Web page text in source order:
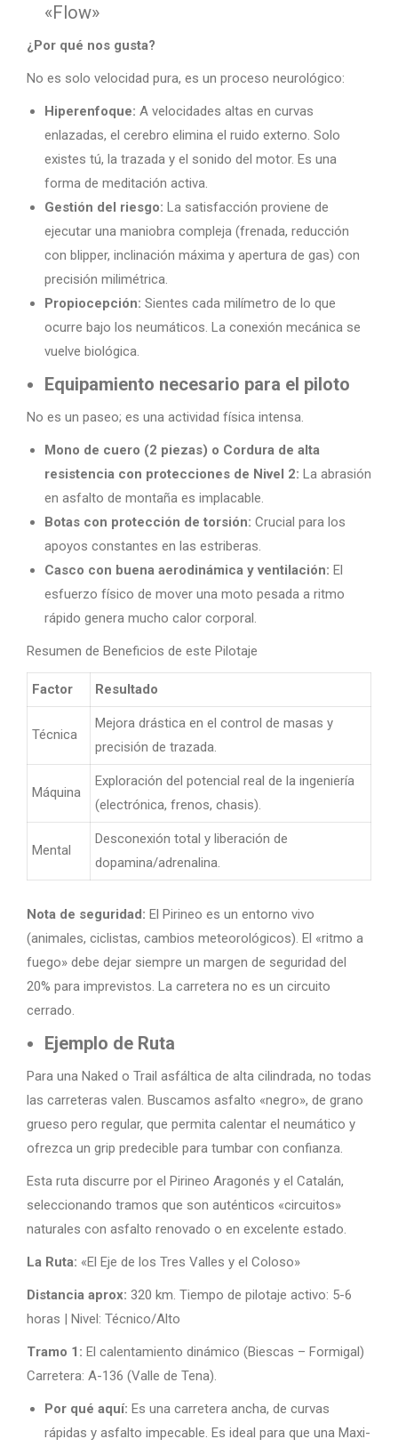
«Flow»
¿Por qué nos gusta?
No es solo velocidad pura, es un proceso neurológico:
Hiperenfoque: A velocidades altas en curvas
enlazadas, el cerebro elimina el ruido externo. Solo
existes tú, la trazada y el sonido del motor. Es una
forma de meditación activa.
Gestión del riesgo: La satisfacción proviene de
ejecutar una maniobra compleja (frenada, reducción
con blipper, inclinación máxima y apertura de gas) con
precisión milimétrica.
Propiocepción: Sientes cada milímetro de lo que
ocurre bajo los neumáticos. La conexión mecánica se
vuelve biológica.
Equipamiento necesario para el piloto
No es un paseo; es una actividad física intensa.
Mono de cuero (2 piezas) o Cordura de alta
resistencia con protecciones de Nivel 2: La abrasión
en asfalto de montaña es implacable.
Botas con protección de torsión: Crucial para los
apoyos constantes en las estriberas.
Casco con buena aerodinámica y ventilación: El
esfuerzo físico de mover una moto pesada a ritmo
rápido genera mucho calor corporal.
Resumen de Beneficios de este Pilotaje
Factor Resultado
Técnica
Mejora drástica en el control de masas y
precisión de trazada.
Máquina
Exploración del potencial real de la ingeniería
(electrónica, frenos, chasis).
Mental
Desconexión total y liberación de
dopamina/adrenalina.
Nota de seguridad: El Pirineo es un entorno vivo
(animales, ciclistas, cambios meteorológicos). El «ritmo a
fuego» debe dejar siempre un margen de seguridad del
20% para imprevistos. La carretera no es un circuito
cerrado.
Ejemplo de Ruta
Para una Naked o Trail asfáltica de alta cilindrada, no todas
las carreteras valen. Buscamos asfalto «negro», de grano
grueso pero regular, que permita calentar el neumático y
ofrezca un grip predecible para tumbar con confianza.
Esta ruta discurre por el Pirineo Aragonés y el Catalán,
seleccionando tramos que son auténticos «circuitos»
naturales con asfalto renovado o en excelente estado.
La Ruta: «El Eje de los Tres Valles y el Coloso»
Distancia aprox: 320 km. Tiempo de pilotaje activo: 5-6
horas | Nivel: Técnico/Alto
Tramo 1: El calentamiento dinámico (Biescas – Formigal)
Carretera: A-136 (Valle de Tena).
Por qué aquí: Es una carretera ancha, de curvas
rápidas y asfalto impecable. Es ideal para que una Maxi-